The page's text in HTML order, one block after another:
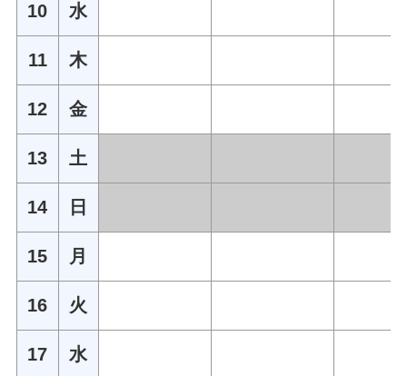
10 水
11 木
12 金
13 土
14 日
15 月
16 火
17 水